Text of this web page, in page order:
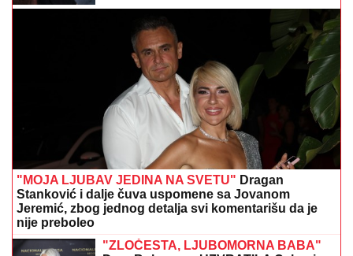
PRODAJU PILIĆE NA PIJACI, A SAD
SE BAŠKARE NA JAHTI
Bojana i
Mirko Šijan na letovanju, ona pokazala
zgodno i zategnuto telo nakon dva
porođaja (FOTO)
TEŠKA NESREĆA KOD RUME
Auto
udario u bicikl, stradao muškarac